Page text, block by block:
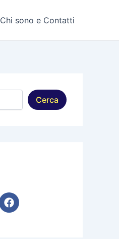
Chi sono e Contatti
Cerca